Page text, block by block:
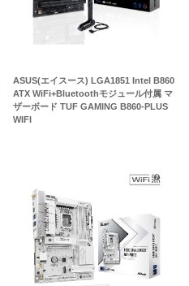
ASUS(エイスース) LGA1851 Intel B860
ATX WiFi+Bluetoothモジュール付属 マ
ザーボード TUF GAMING B860-PLUS
WIFI